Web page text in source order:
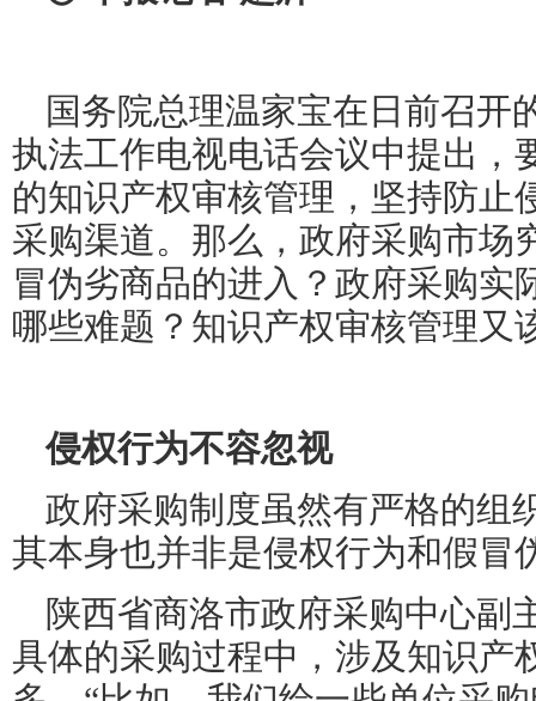
国务院总理温家宝在日前召开
执法工作电视电话会议中提出，
的知识产权审核管理，坚持防止
采购渠道。那么，政府采购市场
冒伪劣商品的进入？政府采购实
哪些难题？知识产权审核管理又
侵权行为不容忽视
政府采购制度虽然有严格的组
其本身也并非是侵权行为和假冒
陕西省商洛市政府采购中心副
具体的采购过程中，涉及知识产